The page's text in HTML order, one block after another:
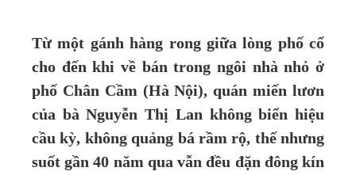
Từ một gánh hàng rong giữa lòng phố cổ
cho đến khi về bán trong ngôi nhà nhỏ ở
phố Chân Cầm (Hà Nội), quán miến lươn
của bà Nguyễn Thị Lan không biển hiệu
cầu kỳ, không quảng bá rầm rộ, thế nhưng
suốt gần 40 năm qua vẫn đều đặn đông kín